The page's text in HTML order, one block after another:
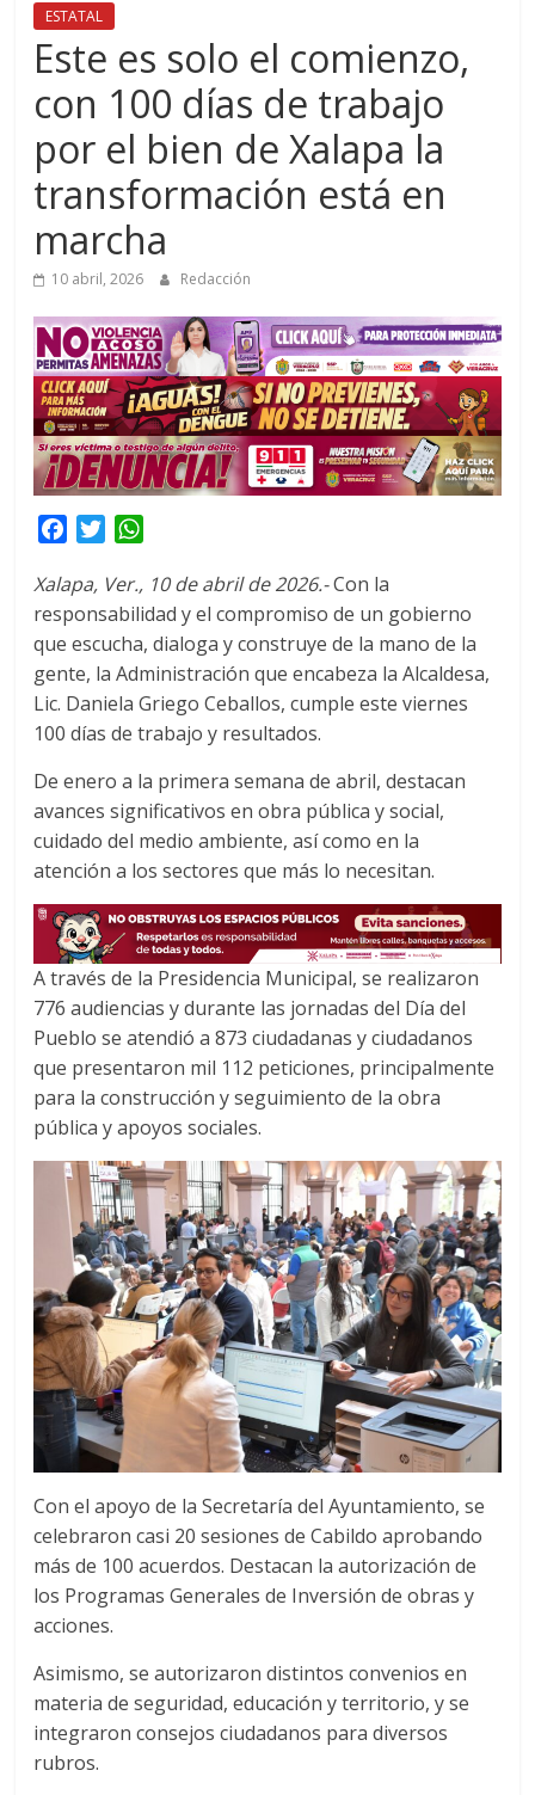
ESTATAL
Este es solo el comienzo,
con 100 días de trabajo
por el bien de Xalapa la
transformación está en
marcha
10 abril, 2026 Redacción
c
e
b
o
o
k
T
i
t
t
e
r
a
t
s
A
p
p
Xalapa, Ver., 10 de abril de 2026.-Con la
responsabilidad y el compromiso de un gobierno
que escucha, dialoga y construye de la mano de la
gente, la Administración que encabeza la Alcaldesa,
Lic. Daniela Griego Ceballos, cumple este viernes
100 días de trabajo y resultados.
De enero a la primera semana de abril, destacan
avances significativos en obra pública y social,
cuidado del medio ambiente, así como en la
atención a los sectores que más lo necesitan.
A través de la Presidencia Municipal, se realizaron
776 audiencias y durante las jornadas del Día del
Pueblo se atendió a 873 ciudadanas y ciudadanos
que presentaron mil 112 peticiones, principalmente
para la construcción y seguimiento de la obra
pública y apoyos sociales.
Con el apoyo de la Secretaría del Ayuntamiento, se
celebraron casi 20 sesiones de Cabildo aprobando
más de 100 acuerdos. Destacan la autorización de
los Programas Generales de Inversión de obras y
acciones.
Asimismo, se autorizaron distintos convenios en
materia de seguridad, educación y territorio, y se
integraron consejos ciudadanos para diversos
rubros.